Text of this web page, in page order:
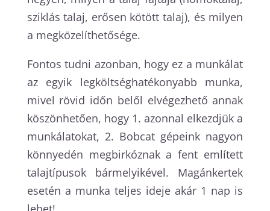
sziklás talaj, erősen kötött talaj), és milyen
a megközelíthetősége.
Fontos tudni azonban, hogy ez a munkálat
az egyik legköltséghatékonyabb munka,
mivel rövid időn belől elvégezhető annak
köszönhetően, hogy 1. azonnal elkezdjük a
munkálatokat, 2. Bobcat gépeink nagyon
könnyedén megbirkóznak a fent említett
talajtípusok bármelyikével. Magánkertek
esetén a munka teljes ideje akár 1 nap is